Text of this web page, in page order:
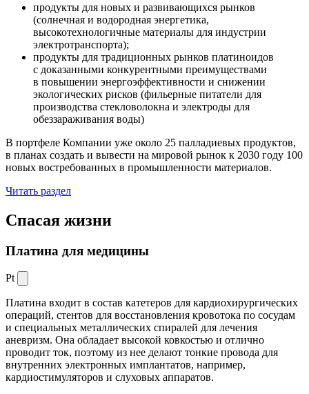
продукты для новых и развивающихся рынков
(солнечная и водородная энергетика,
высокотехнологичные материалы для индустрии
электротранспорта);
продукты для традиционных рынков платиноидов
с доказанными конкурентными преимуществами
в повышении энергоэффективности и снижении
экологических рисков (фильерные питатели для
производства стекловолокна и электроды для
обеззараживания воды)
В портфеле Компании уже около 25 палладиевых продуктов,
в планах создать и вывести на мировой рынок к 2030 году 100
новых востребованных в промышленности материалов.
Читать раздел
Спасая жизни
Платина для медицины
Pt
Платина входит в состав катетеров для кардиохирургических
операций, стентов для восстановления кровотока по сосудам
и специальных металлических спиралей для лечения
аневризм. Она обладает высокой ковкостью и отлично
проводит ток, поэтому из нее делают тонкие провода для
внутренних электронных имплантатов, например,
кардиостимуляторов и слуховых аппаратов.